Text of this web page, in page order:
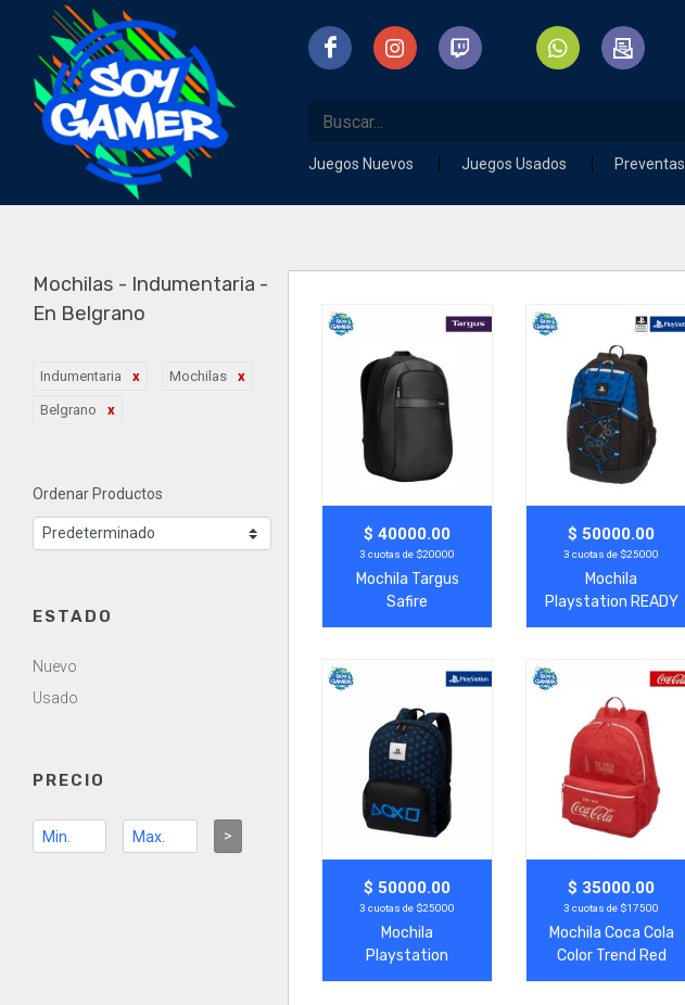
Juegos Nuevos Juegos Usados Preventas
Mochilas - Indumentaria -
En Belgrano
Indumentaria Mochilas
Belgrano
Ordenar Productos
ESTADO
Nuevo
Usado
PRECIO
>
Agregar Ver Más
$ 40000.00
3 cuotas de $20000
Mochila Targus
Safire
Agregar Ver Más
$ 50000.00
3 cuotas de $25000
Mochila
Playstation READY
Agregar Ver Más
$ 50000.00
3 cuotas de $25000
Mochila
Playstation
Monuments
Agregar Ver Más
$ 35000.00
3 cuotas de $17500
Mochila Coca Cola
Color Trend Red